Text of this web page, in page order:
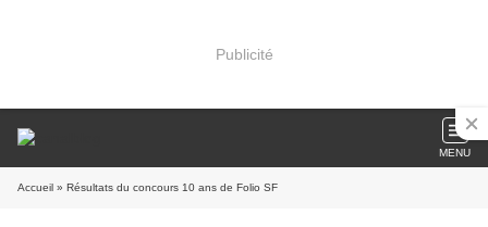
Publicité
MENU
Accueil » Résultats du concours 10 ans de Folio SF